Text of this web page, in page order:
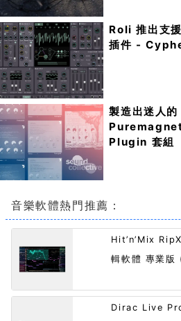
Roli 推出支
插件 -
製造出迷人
Plugin 套組
音樂軟體熱門推薦：
Hit’n’Mix
輯軟體 專業版
Dirac Live